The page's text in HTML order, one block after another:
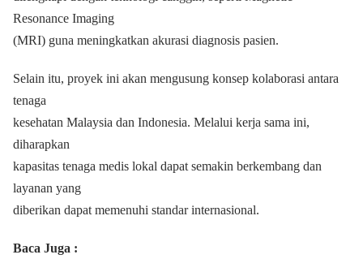
Resonance Imaging
(MRI) guna meningkatkan akurasi diagnosis pasien.
Selain itu, proyek ini akan mengusung konsep kolaborasi antara
tenaga
kesehatan Malaysia dan Indonesia. Melalui kerja sama ini,
diharapkan
kapasitas tenaga medis lokal dapat semakin berkembang dan
layanan yang
diberikan dapat memenuhi standar internasional.
Baca Juga :